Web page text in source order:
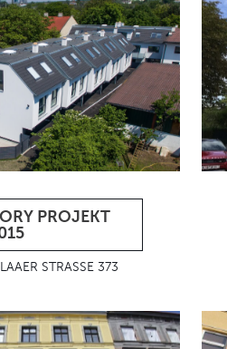
PROJEKT
STRASSE 373